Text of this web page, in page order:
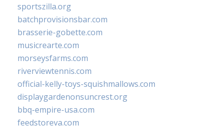
sportszilla.org
batchprovisionsbar.com
brasserie-gobette.com
musicrearte.com
morseysfarms.com
riverviewtennis.com
official-kelly-toys-squishmallows.com
displaygardenonsuncrest.org
bbq-empire-usa.com
feedstoreva.com